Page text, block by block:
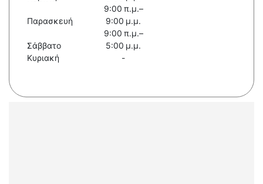
Παρασκευή
9:00 π.μ.–
9:00 μ.μ.
Σάββατο
9:00 π.μ.–
5:00 μ.μ.
Κυριακή
-